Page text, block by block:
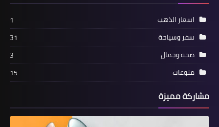
اسعار الذهب
1
سفر وسياحة
31
صحة وجمال
3
منوعات
15
مشاركة مميزة